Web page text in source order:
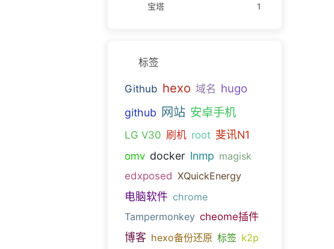
宝塔
1
标签
Github hexo 域名 hugo
github 网站 安卓手机
LG V30 刷机 root 斐讯N1
omv docker lnmp magisk
edxposed XQuickEnergy
电脑软件 chrome
Tampermonkey cheome插件
博客 hexo备份还原 标签 k2p